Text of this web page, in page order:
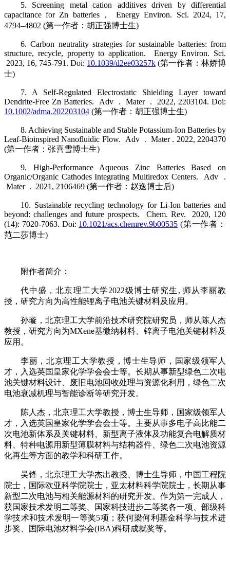
5. Screening metal cation additives driven by differential
capacitance for Zn batteries， Energy Environ. Sci. 2024, 17,
4794–4802 (第一作者：胡正强博士生)
6. Carbon neutrality strategies for sustainable batteries: from
structure, recycle, property to application. Energy Environ. Sci.
2023, 16, 745-791. Doi: 10.1039/d2ee03257k (第一作者：林娇博
士)
7. A Self-Regulated Electrostatic Shielding Layer toward
Dendrite-Free Zn Batteries. Adv . Mater . 2022, 2203104. Doi:
10.1002/adma.202203104 (第一作者：胡正强博士生)
8. Achieving Sustainable and Stable Potassium-Ion Batteries by
Leaf-Bioinspired Nanofluidic Flow. Adv . Mater . 2022, 2204370
(第一作者：张喜雪博士生)
9. High-Performance Aqueous Zinc Batteries Based on
Organic/Organic Cathodes Integrating Multiredox Centers. Adv .
Mater . 2021, 2106469 (第一作者：赵逸博士后)
10. Sustainable recycling technology for Li-Ion batteries and
beyond: challenges and future prospects. Chem. Rev. 2020, 120
(14): 7020-7063. Doi: 10.1021/acs.chemrev.9b00535 (第一作者：
范二莎博士)
附作者简介：
代中盛，北京理工大学2022级博士研究生, 师从李丽教
授，研究方向为高性能锂离子电池关键材料及应用。
孙璇，北京理工大学前沿技术研究院研究员，师从陈人杰
教授，研究方向为MXene基微纳材料、锌离子电池关键材料及
应用。
李丽，北京理工大学教授，博士生导师，国家级领军人
才，入选英国皇家化学学会会士等。长期从事新型绿色二次电
池关键材料设计、废旧电池回收处理与资源化利用，绿色二次
电池衰减机理与智能诊断等研究开发。
陈人杰，北京理工大学教授，博士生导师，国家级领军人
才，入选英国皇家化学学会会士等。主要从事多电子高比能二
次电池新体系及关键材料、新型离子液体及功能复合电解质材
料、特种电源用新型薄膜材料与结构器件、绿色二次电池资源
化再生等方面的教学和科研工作。
吴锋，北京理工大学杰出教授、博士生导师，中国工程院
院士，国际欧亚科学院院士，亚太材料科学院院士，长期从事
新型二次电池与相关能源材料的研究开发。作为第一完成人，
获国家技术发明二等奖、国家科技进步二等奖各一项、部级科
学技术和技术发明一等奖5项；获何梁何利基金科学与技术进
步奖、国际电池材料学会(IBA)科研成就奖等。